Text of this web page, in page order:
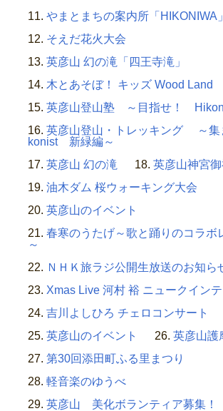
やまとまちの案内所「HIKONIWA」
そえだ花火大会
英彦山 幻の滝「四王寺滝」
木とあそぼ！ キッズ Wood Land
英彦山登山塾 ～目指せ！
英彦山登山・トレッキング ～
konist 新緑編～
英彦山 幻の滝
英彦山神宮
油木ダム 桜ウォーキング大会
英彦山のイベント
春寒のうたげ～歌と踊りのコラボ
～
ＮＨＫ旅ラジ公開生放送のお知ら
Xmas Live 河村 裕 ニュークイン
吉川よしひろ チェロコンサート
英彦山のイベント
英彦山護
第30回添田町ふる里まつり
軽音楽のゆうべ
英彦山 美化ボランティア募集！